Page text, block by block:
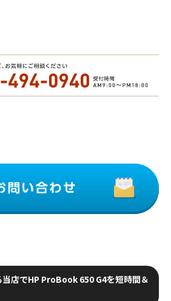
店でHP ProBook 650 G4を短時間＆